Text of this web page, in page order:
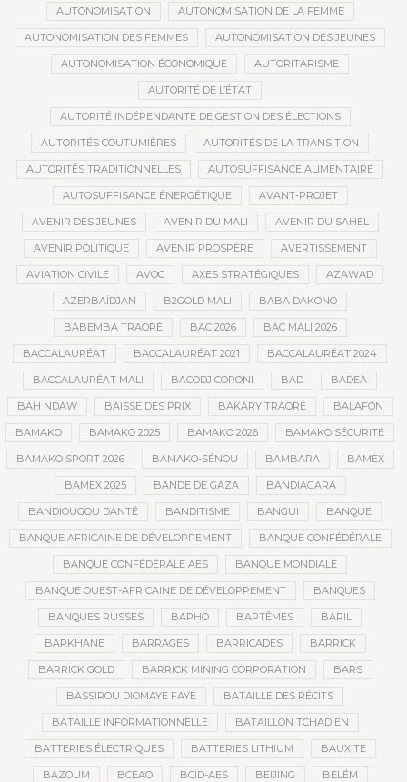
AUTONOMISATION AUTONOMISATION DE LA FEMME
AUTONOMISATION DES FEMMES AUTONOMISATION DES JEUNES
AUTONOMISATION ÉCONOMIQUE AUTORITARISME
AUTORITÉ DE L’ÉTAT
AUTORITÉ INDÉPENDANTE DE GESTION DES ÉLECTIONS
AUTORITÉS COUTUMIÈRES AUTORITÉS DE LA TRANSITION
AUTORITÉS TRADITIONNELLES AUTOSUFFISANCE ALIMENTAIRE
AUTOSUFFISANCE ÉNERGÉTIQUE AVANT-PROJET
AVENIR DES JEUNES AVENIR DU MALI AVENIR DU SAHEL
AVENIR POLITIQUE AVENIR PROSPÈRE AVERTISSEMENT
AVIATION CIVILE AVOC AXES STRATÉGIQUES AZAWAD
AZERBAÏDJAN B2GOLD MALI BABA DAKONO
BABEMBA TRAORÉ BAC 2026 BAC MALI 2026
BACCALAURÉAT BACCALAURÉAT 2021 BACCALAURÉAT 2024
BACCALAURÉAT MALI BACODJICORONI BAD BADEA
BAH NDAW BAISSE DES PRIX BAKARY TRAORÉ BALAFON
BAMAKO BAMAKO 2025 BAMAKO 2026 BAMAKO SÉCURITÉ
BAMAKO SPORT 2026 BAMAKO-SÉNOU BAMBARA BAMEX
BAMEX 2025 BANDE DE GAZA BANDIAGARA
BANDIOUGOU DANTÉ BANDITISME BANGUI BANQUE
BANQUE AFRICAINE DE DÉVELOPPEMENT BANQUE CONFÉDÉRALE
BANQUE CONFÉDÉRALE AES BANQUE MONDIALE
BANQUE OUEST-AFRICAINE DE DÉVELOPPEMENT BANQUES
BANQUES RUSSES BAPHO BAPTÊMES BARIL
BARKHANE BARRAGES BARRICADES BARRICK
BARRICK GOLD BARRICK MINING CORPORATION BARS
BASSIROU DIOMAYE FAYE BATAILLE DES RÉCITS
BATAILLE INFORMATIONNELLE BATAILLON TCHADIEN
BATTERIES ÉLECTRIQUES BATTERIES LITHIUM BAUXITE
BAZOUM BCEAO BCID-AES BEIJING BELÉM